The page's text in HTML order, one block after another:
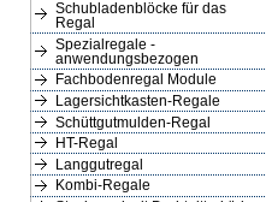
Schubladenblöcke für das
Regal
Spezialregale -
anwendungsbezogen
Fachbodenregal Module
Lagersichtkasten-Regale
Schüttgutmulden-Regal
HT-Regal
Langgutregal
Kombi-Regale